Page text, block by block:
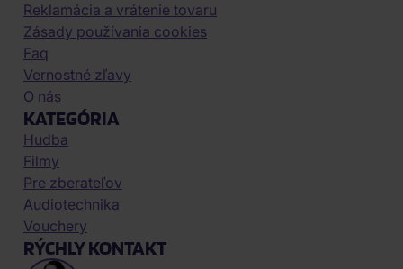
Reklamácia a vrátenie tovaru
Zásady používania cookies
Faq
Vernostné zľavy
O nás
KATEGÓRIA
Hudba
Filmy
Pre zberateľov
Audiotechnika
Vouchery
RÝCHLY KONTAKT